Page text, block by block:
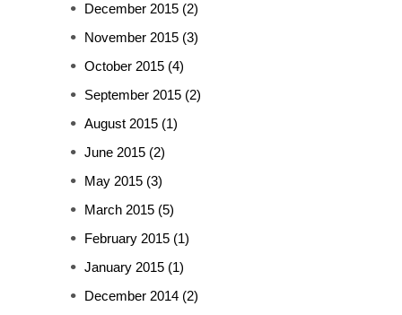
December 2015 (2)
November 2015 (3)
October 2015 (4)
September 2015 (2)
August 2015 (1)
June 2015 (2)
May 2015 (3)
March 2015 (5)
February 2015 (1)
January 2015 (1)
December 2014 (2)